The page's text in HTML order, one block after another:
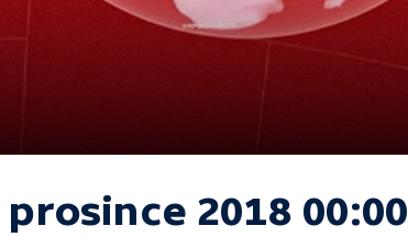
prosince 2018 00:00